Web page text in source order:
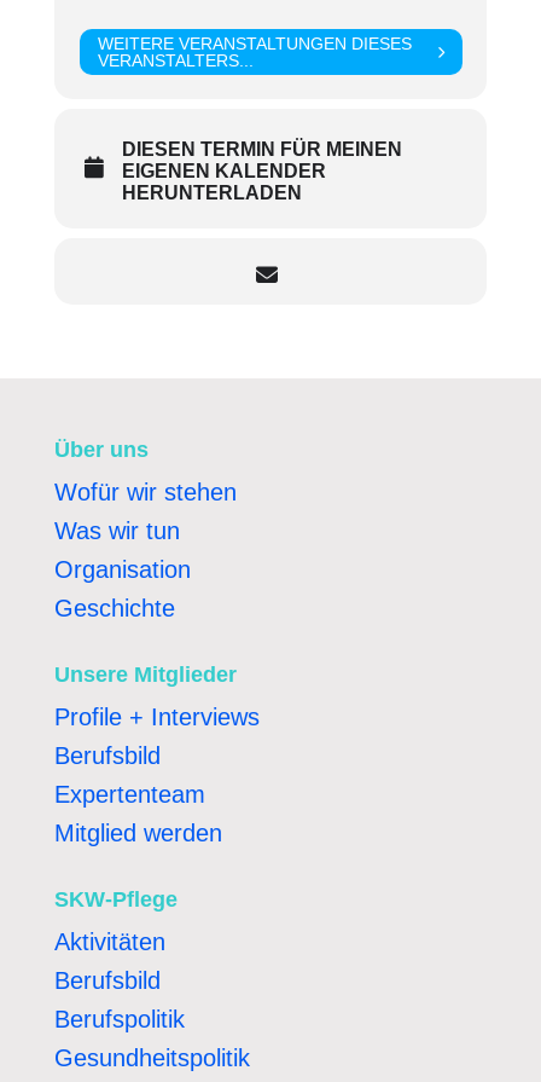
WEITERE VERANSTALTUNGEN DIESES
VERANSTALTERS...
DIESEN TERMIN FÜR MEINEN
EIGENEN KALENDER
HERUNTERLADEN
Über uns
Wofür wir stehen
Was wir tun
Organisation
Geschichte
Unsere Mitglieder
Profile + Interviews
Berufsbild
Expertenteam
Mitglied werden
SKW-Pflege
Aktivitäten
Berufsbild
Berufspolitik
Gesundheitspolitik